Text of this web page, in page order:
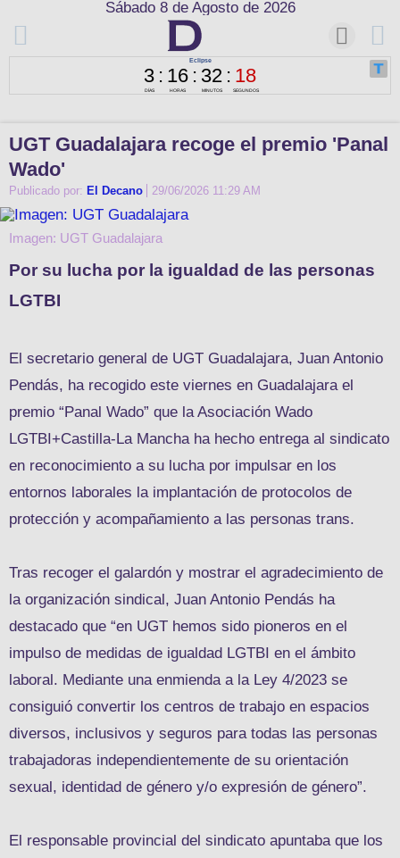
Sábado 8 de Agosto de 2026
UGT Guadalajara recoge el premio 'Panal
Wado'
Publicado por: El Decano 29/06/2026 11:29 AM
Imagen: UGT Guadalajara
Por su lucha por la igualdad de las personas
LGTBI
El secretario general de UGT Guadalajara, Juan Antonio
Pendás, ha recogido este viernes en Guadalajara el
premio “Panal Wado” que la Asociación Wado
LGTBI+Castilla-La Mancha ha hecho entrega al sindicato
en reconocimiento a su lucha por impulsar en los
entornos laborales la implantación de protocolos de
protección y acompañamiento a las personas trans.
Tras recoger el galardón y mostrar el agradecimiento de
la organización sindical, Juan Antonio Pendás ha
destacado que “en UGT hemos sido pioneros en el
impulso de medidas de igualdad LGTBI en el ámbito
laboral. Mediante una enmienda a la Ley 4/2023 se
consiguió convertir los centros de trabajo en espacios
diversos, inclusivos y seguros para todas las personas
trabajadoras independientemente de su orientación
sexual, identidad de género y/o expresión de género”.
El responsable provincial del sindicato apuntaba que los